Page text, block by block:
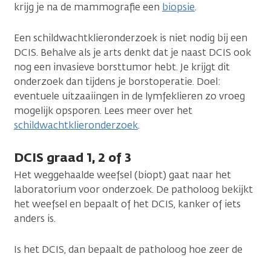
krijg je na de mammografie een biopsie.
Een schildwachtklieronderzoek is niet nodig bij een
DCIS. Behalve als je arts denkt dat je naast DCIS ook
nog een invasieve borsttumor hebt. Je krijgt dit
onderzoek dan tijdens je borstoperatie. Doel:
eventuele uitzaaiingen in de lymfeklieren zo vroeg
mogelijk opsporen. Lees meer over het
schildwachtklieronderzoek.
DCIS graad 1, 2 of 3
Het weggehaalde weefsel (biopt) gaat naar het
laboratorium voor onderzoek. De patholoog bekijkt
het weefsel en bepaalt of het DCIS, kanker of iets
anders is.
Is het DCIS, dan bepaalt de patholoog hoe zeer de